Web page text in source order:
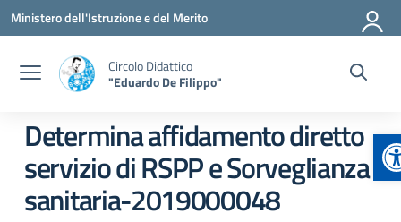
Vai ai contenuti
Vai al menu di navigazione
Vai al footer
Ministero dell'Istruzione e del Merito
Circolo Didattico
"Eduardo De Filippo"
Determina affidamento diretto
servizio di RSPP e Sorveglianza
sanitaria-2019000048